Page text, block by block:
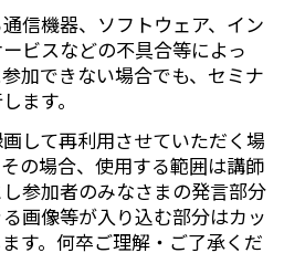
信機器、ソフトウェア、イン
ビスなどの不具合等によっ
加できない場合でも、セミナ
ます。
して再利用させていただく場
の場合、使用する範囲は講師
参加者のみなさまの発言部分
画像等が入り込む部分はカッ
す。何卒ご理解・ご了承くだ